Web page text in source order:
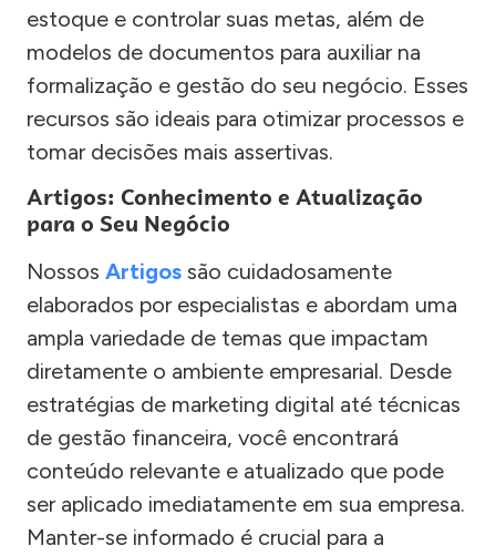
estoque e controlar suas metas, além de
modelos de documentos para auxiliar na
formalização e gestão do seu negócio. Esses
recursos são ideais para otimizar processos e
tomar decisões mais assertivas.
Artigos: Conhecimento e Atualização
para o Seu Negócio
Nossos Artigos são cuidadosamente
elaborados por especialistas e abordam uma
ampla variedade de temas que impactam
diretamente o ambiente empresarial. Desde
estratégias de marketing digital até técnicas
de gestão financeira, você encontrará
conteúdo relevante e atualizado que pode
ser aplicado imediatamente em sua empresa.
Manter-se informado é crucial para a